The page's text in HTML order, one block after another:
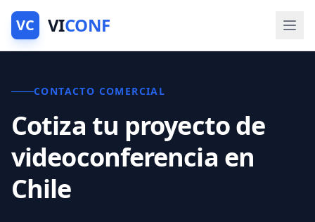
VC VICONF
CONTACTO COMERCIAL
Cotiza tu proyecto de
videoconferencia en
Chile